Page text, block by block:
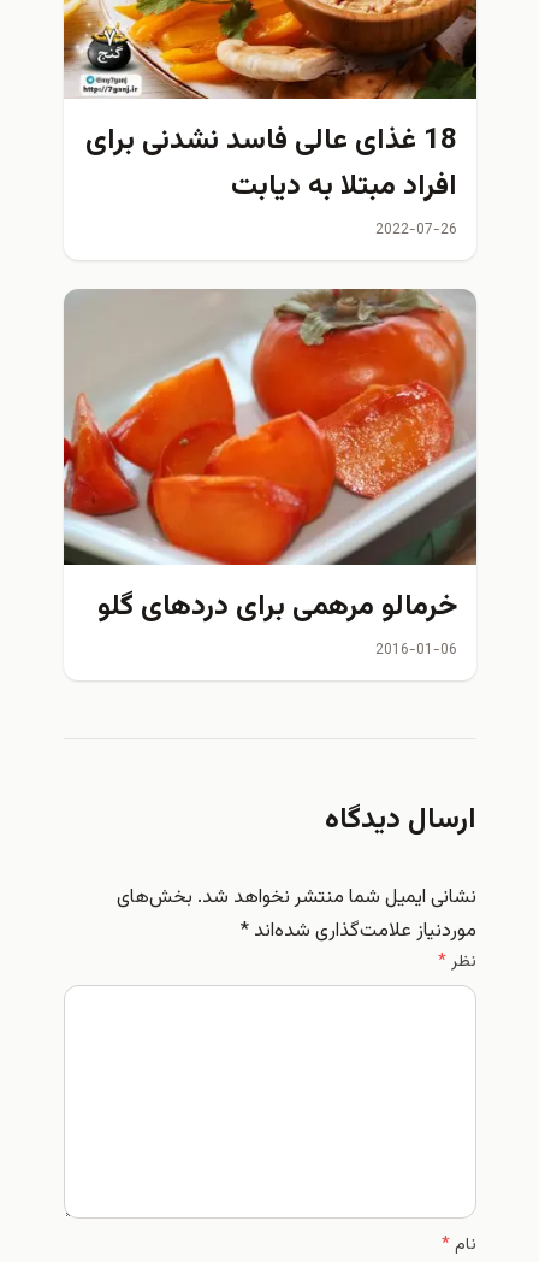
18 غذای عالی فاسد نشدنی برای
افراد مبتلا به دیابت
2022-07-26
خرمالو مرهمی برای دردهای گلو
2016-01-06
ارسال دیدگاه
نشانی ایمیل شما منتشر نخواهد شد. بخش‌های
موردنیاز علامت‌گذاری شده‌اند*
نظر*
نام*